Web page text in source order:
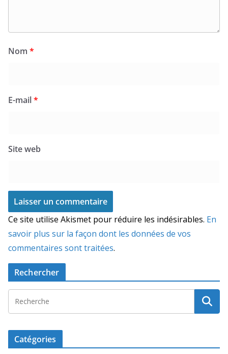
Nom *
E-mail*
Site web
Ce site utilise Akismet pour réduire les indésirables. En
savoir plus sur la façon dont les données de vos
commentaires sont traitées.
Rechercher
Catégories